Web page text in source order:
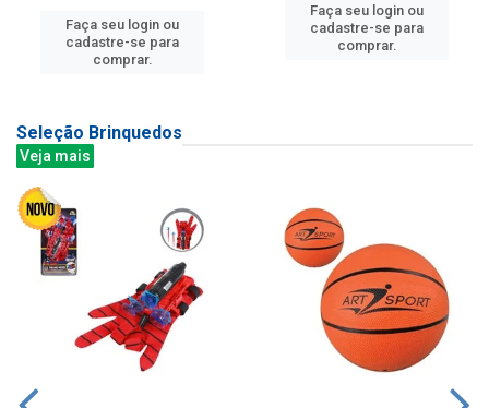
Faça seu login ou
cadastre-se para
comprar.
Faça seu login ou
cadastre-se para
comprar.
Seleção Brinquedos
Veja mais